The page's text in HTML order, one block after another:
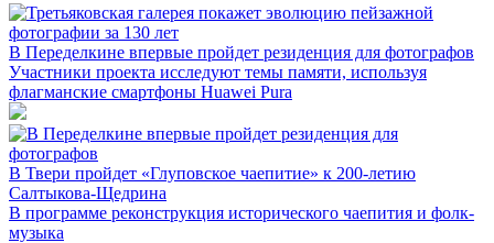
В Переделкине впервые пройдет резиденция для фотографов
Участники проекта исследуют темы памяти, используя
флагманские смартфоны Huawei Pura
В Твери пройдет «Глуповское чаепитие» к 200-летию
Салтыкова-Щедрина
В программе реконструкция исторического чаепития и фолк-
музыка